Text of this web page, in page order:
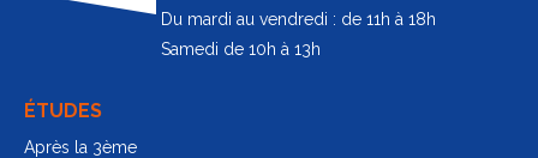
Du mardi au vendredi : de 11h à 18h
Samedi de 10h à 13h
ÉTUDES
Après la 3ème